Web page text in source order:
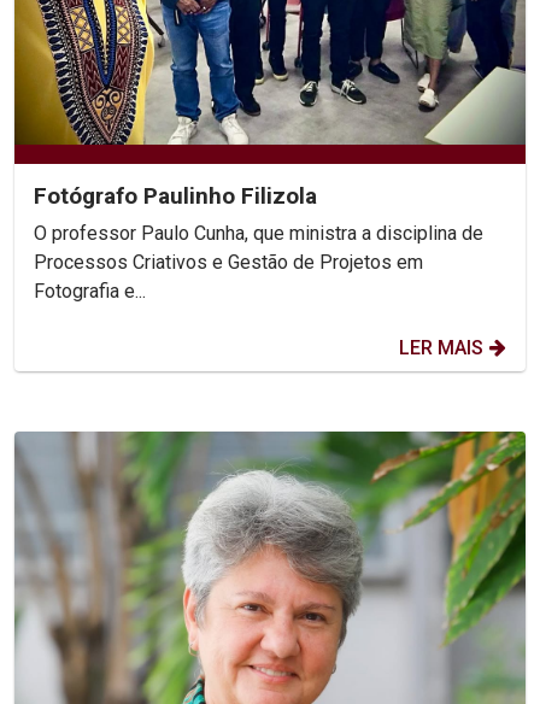
Fotógrafo Paulinho Filizola
O professor Paulo Cunha, que ministra a disciplina de
Processos Criativos e Gestão de Projetos em
Fotografia e...
LER MAIS